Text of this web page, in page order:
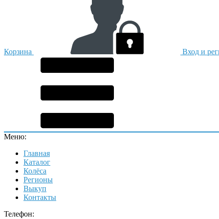
Корзина Вход и
Меню:
Главная
Каталог
Колёса
Регионы
Выкуп
Контакты
Телефон: